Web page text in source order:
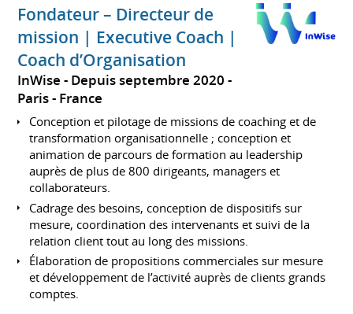
Fondateur – Directeur de
mission | Executive Coach |
Coach d’Organisation
InWise
Depuis septembre 2020
Paris
France
Conception et pilotage de missions de coaching et de
transformation organisationnelle ; conception et
animation de parcours de formation au leadership
auprès de plus de 800 dirigeants, managers et
collaborateurs.
Cadrage des besoins, conception de dispositifs sur
mesure, coordination des intervenants et suivi de la
relation client tout au long des missions.
Élaboration de propositions commerciales sur mesure
et développement de l’activité auprès de clients grands
comptes.